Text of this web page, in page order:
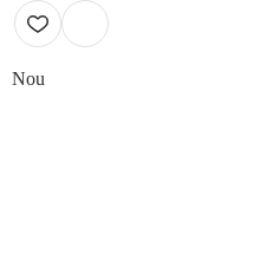
ADAUGĂ ÎN COȘ
Nou